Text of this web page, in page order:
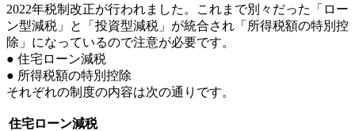
2022年税制改正が行われました。これまで別々だった「ロー
ン型減税」と「投資型減税」が統合され「所得税額の特別控
除」になっているので注意が必要です。
● 住宅ローン減税
● 所得税額の特別控除
それぞれの制度の内容は次の通りです。
住宅ローン減税